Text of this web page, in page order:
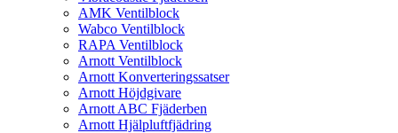
AMK Ventilblock
Wabco Ventilblock
RAPA Ventilblock
Arnott Ventilblock
Arnott Konverteringssatser
Arnott Höjdgivare
Arnott ABC Fjäderben
Arnott Hjälpluftfjädring